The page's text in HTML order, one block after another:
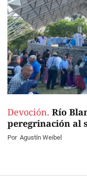
Devoción. Río
peregrinación al
Por Agustín Weibel